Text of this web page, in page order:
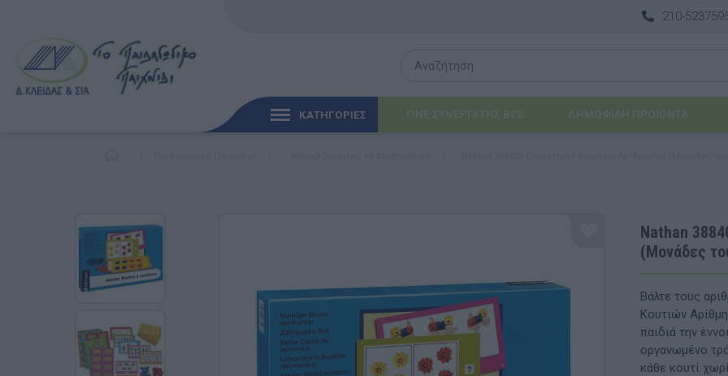
210-
ΚΑΤΗΓΟΡΙΕΣ
Γλώσσα & Γραφή
Ανακαλύπτοντας τα Μαθηματικά
Φυσικές Επιστήμες
ΈΠΙΠΛΑ & ΕΞΟΠΛΙΣΜΌΣ
Βασικός εξοπλισμός & Μονάδες
ΓΙΝΕ ΣΥΝΕΡΓΑΤΗΣ B2B ΔΗΜΟΦΙΛΉ ΠΡΟΪΌΝΤΑ
Nathan
(Μονάδες
Βάλτε τους
Κουτιών
παιδιά την
οργανωμένο
κάθε κουτί